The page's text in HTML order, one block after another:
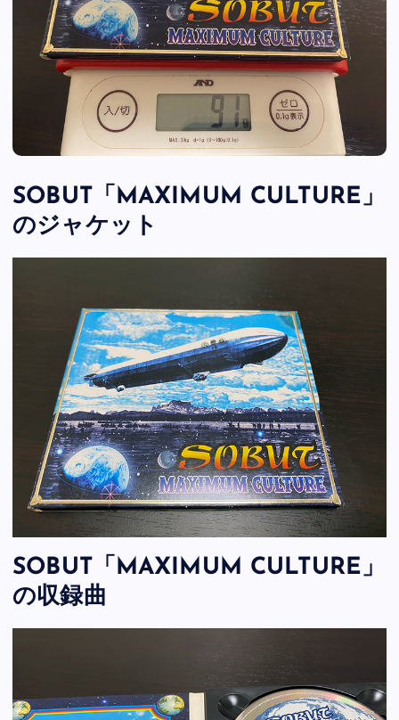
SOBUT「MAXIMUM CULTURE」
のジャケット
SOBUT「MAXIMUM CULTURE」
の収録曲